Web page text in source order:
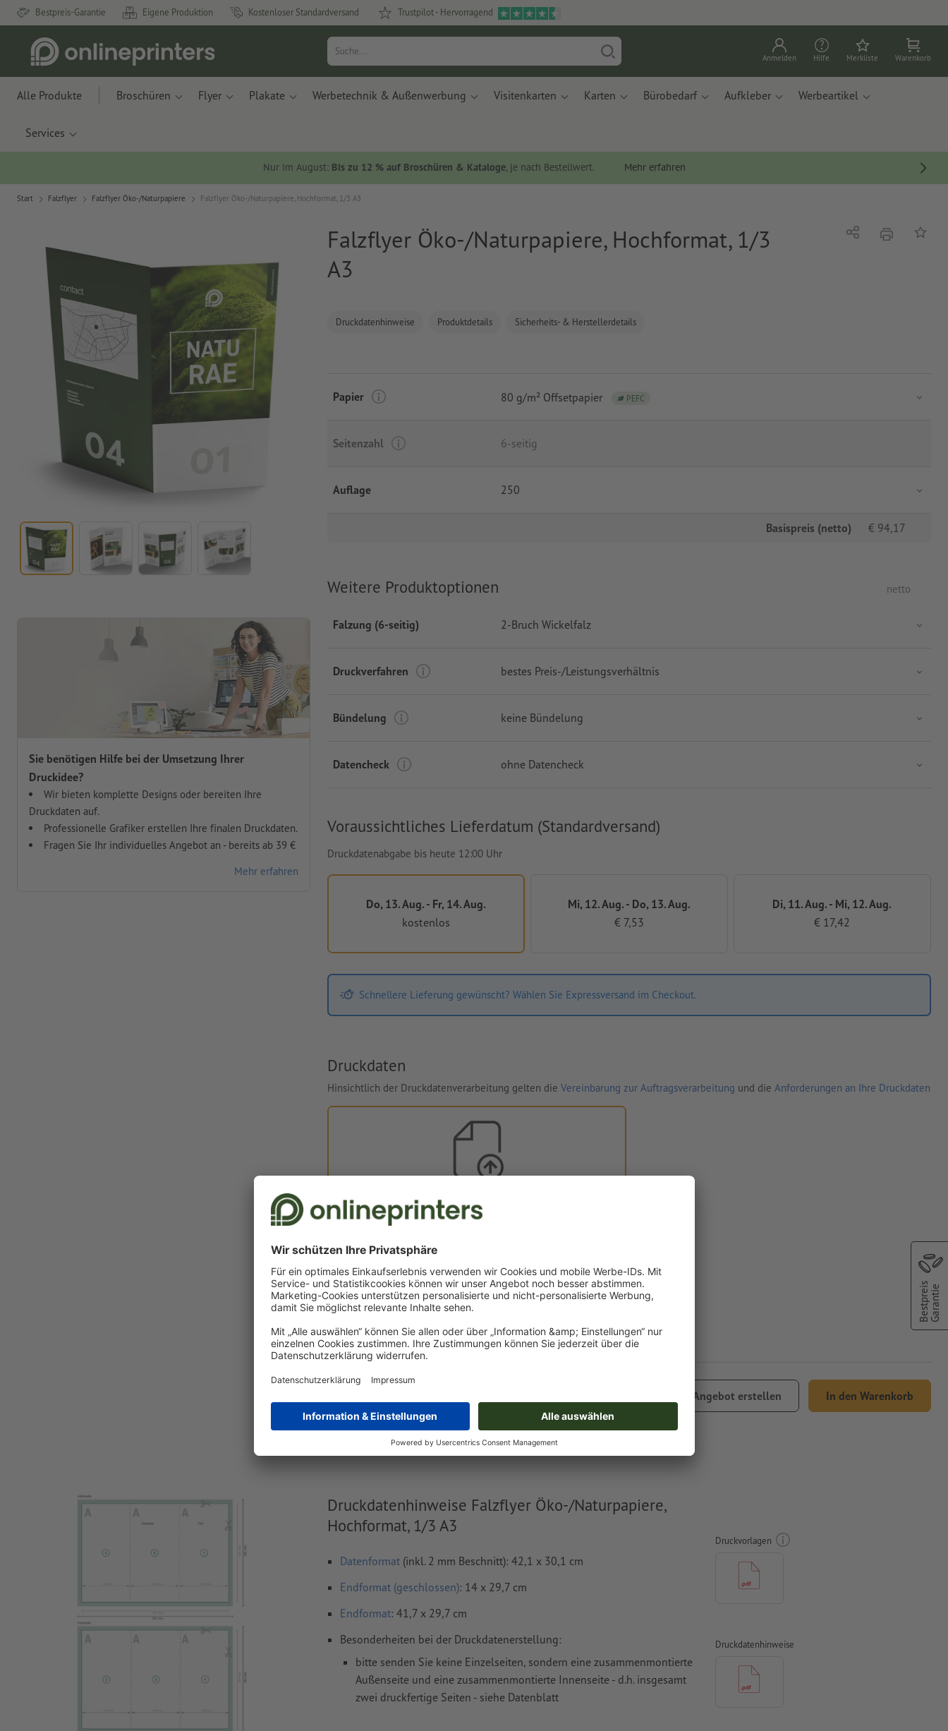
Bestpreis-Garantie Eigene Produktion Kostenloser Standardversand Trustpilot - Hervorragend
Anmelden Hilfe Merkliste Warenkorb
Alle Produkte Broschüren Flyer Plakate Werbetechnik & Außenwerbung Visitenkarten Karten Bürobedarf Aufkleber Werbeartikel
Services
Nur im August: Bis zu 12 % auf Broschüren & Kataloge, je nach Bestellwert. Mehr erfahren
Start Falzflyer Falzflyer Öko-/Naturpapiere Falzflyer Öko-/Naturpapiere, Hochformat, 1/3 A3
Falzflyer Öko-/Naturpapiere, Hochformat, 1/3
A3
Sie benötigen Hilfe bei der Umsetzung Ihrer
Druckidee?
Wir bieten komplette Designs oder bereiten Ihre
Druckdaten auf.
Professionelle Grafiker erstellen Ihre finalen Druckdaten.
Fragen Sie Ihr individuelles Angebot an - bereits ab 39 €
Mehr erfahren
Druckdatenhinweise Produktdetails Sicherheits- & Herstellerdetails
Teilen DruckenAuf
Papier 80 g/m² Offsetpapier PEFC
Seitenzahl 6-seitig
Auflage 250
Basispreis (netto) € 94,17
Weitere Produktoptionen netto
Falzung (6-seitig) 2-Bruch Wickelfalz
Druckverfahren bestes Preis-/Leistungsverhältnis
Bündelung keine Bündelung
Datencheck ohne Datencheck
Voraussichtliches Lieferdatum (Standardversand)
Druckdatenabgabe bis heute 12:00 Uhr
Do, 13. Aug. - Fr, 14. Aug.
kostenlos
Mi, 12. Aug. - Do, 13. Aug.
€ 7,53
Di, 11. Aug. - Mi, 12. Aug.
€ 17,42
Schnellere Lieferung gewünscht? Wählen Sie Expressversand im Checkout.
Druckdaten
Hinsichtlich der Druckdatenverarbeitung gelten die Vereinbarung zur Auftragsverarbeitung und die Anforderungen an Ihre Druckdaten
Eigene Druckdaten
Sie können Ihre Druckdaten vor oder nach dem Kauf
Jetzt hochladen
inkl. 20% MwSt.
Angebot erstellen In den Warenkorb
Lieferung ca.:
Do, 13. Aug. - Fr, 14. Aug.
Druckdatenhinweise Falzflyer Öko-/Naturpapiere,
Hochformat, 1/3 A3
Datenformat (inkl. 2 mm Beschnitt): 42,1 x 30,1 cm
Endformat (geschlossen): 14 x 29,7 cm
Endformat: 41,7 x 29,7 cm
Besonderheiten bei der Druckdatenerstellung:
bitte senden Sie keine Einzelseiten, sondern eine zusammenmontierte
Außenseite und eine zusammenmontierte Innenseite - d.h. insgesamt
zwei druckfertige Seiten - siehe Datenblatt
Druckvorlagen
Druckdatenhinweise
BestpreisGarantie